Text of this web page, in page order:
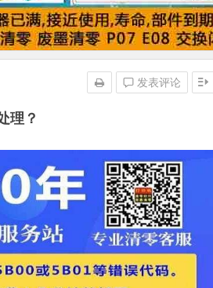
理？
发表评论